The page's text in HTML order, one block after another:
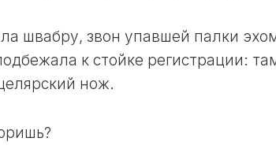
швабру, звон упавшей палки
к стойке регистрации:
нож.